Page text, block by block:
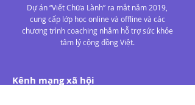
Dự án “Viết Chữa Lành” ra mắt năm 2019,
cung cấp lớp học online và offline và các
chương trình coaching nhằm hỗ trợ sức khỏe
tâm lý cộng đồng Việt.
Kênh mạng xã hội